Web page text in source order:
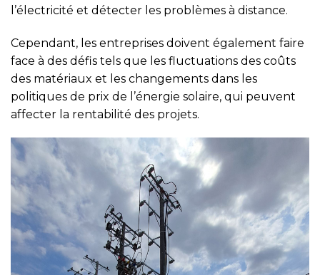
l’électricité et détecter les problèmes à distance.
Cependant, les entreprises doivent également faire
face à des défis tels que les fluctuations des coûts
des matériaux et les changements dans les
politiques de prix de l’énergie solaire, qui peuvent
affecter la rentabilité des projets.